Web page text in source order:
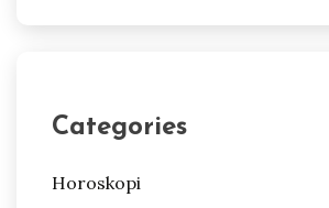
Categories
Horoskopi